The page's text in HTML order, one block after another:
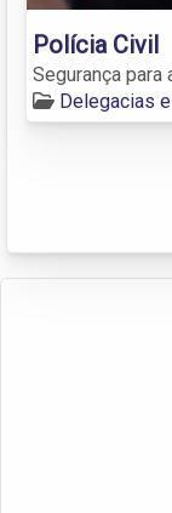
Polícia Civil
Segurança para
Delegacias